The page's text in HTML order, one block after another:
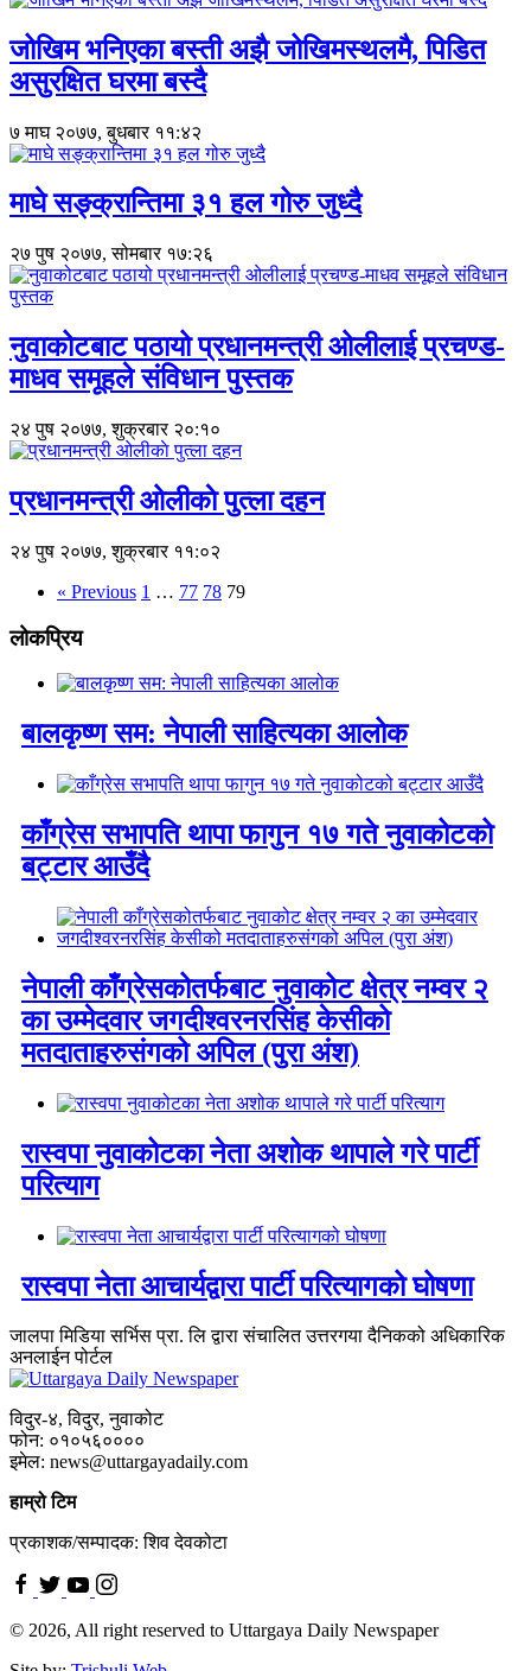
जोखिम भनिएका बस्ती अझै जोखिमस्थलमै, पिडित
असुरक्षित घरमा बस्दै
७ माघ २०७७, बुधबार ११:४२
माघे सङ्क्रान्तिमा ३१ हल गोरु जुध्दै
२७ पुष २०७७, सोमबार १७:२६
नुवाकोटबाट पठायो प्रधानमन्त्री ओलीलाई प्रचण्ड-
माधव समूहले संविधान पुस्तक
२४ पुष २०७७, शुक्रबार २०:१०
प्रधानमन्त्री ओलीकाे पुत्ला दहन
२४ पुष २०७७, शुक्रबार ११:०२
« Previous 1 … 77 78 79
लोकप्रिय
बालकृष्ण सम: नेपाली साहित्यका आलोक
काँग्रेस सभापति थापा फागुन १७ गते नुवाकोटको
बट्टार आउँदै
नेपाली काँग्रेसकोतर्फबाट नुवाकोट क्षेत्र नम्वर २
का उम्मेदवार जगदीश्वरनरसिंह केसीको
मतदाताहरुसंगको अपिल (पुरा अंश)
रास्वपा नुवाकोटका नेता अशोक थापाले गरे पार्टी
परित्याग
रास्वपा नेता आचार्यद्वारा पार्टी परित्यागको घोषणा
जालपा मिडिया सर्भिस प्रा. लि द्वारा संचालित उत्तरगया दैनिकको अधिकारिक
अनलाईन पोर्टल
विदुर-४, विदुर, नुवाकोट
फोन: ०१०५६००००
इमेल: news@uttargayadaily.com
हाम्रो टिम
प्रकाशक/सम्पादक: शिव देवकोटा
© 2026, All right reserved to Uttargaya Daily Newspaper